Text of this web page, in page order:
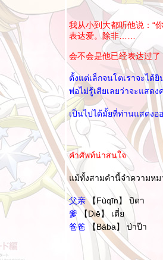
บอล
商的怒回去 II
四种人远都
ำชื่นชม
ารสังเกต
我从小到大都听他说：“
表达爱。除非
会不会是他已经表达过
ตั้งแต่เล็กจนโตเราจะได้
พ่อไม่รู้เสียเลยว่าจะแสดง
เป็นไปได้มั้ยที่ท่านแสดงอ
คำศัพท์น่าสนใจ
ม้ทั้งสามคำนี้จำความหม
父亲【Fùqīn】 บิดา
爹 【Diē】 เตี่
爸爸 【Bàba】 ป่าป๊า